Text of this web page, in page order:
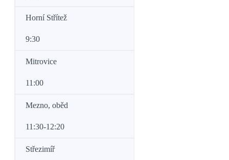
Horní Střítež
9:30
Mitrovice
11:00
Mezno, oběd
11:30-12:20
Střezimíř